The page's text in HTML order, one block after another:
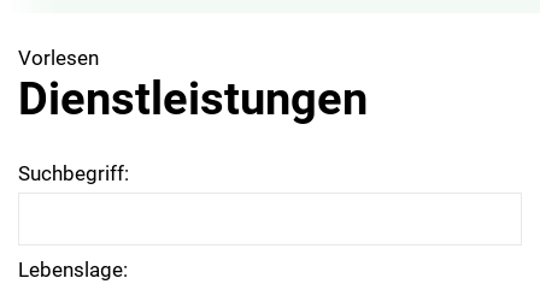
Vorlesen
Dienstleistungen
Suchbegriff:
Lebenslage: